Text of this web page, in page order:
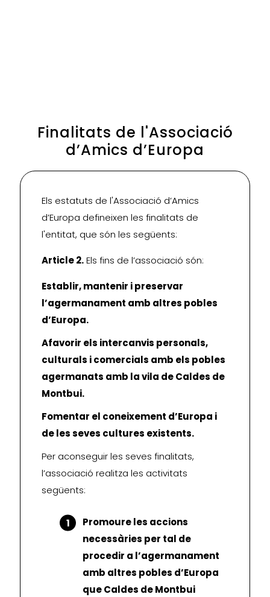
Finalitats de l'Associació
d’Amics d’Europa
Els estatuts de l'Associació d’Amics
d’Europa defineixen les finalitats de
l'entitat, que són les següents:
Article 2.Els fins de l’associació són:
Establir, mantenir i preservar
l’agermanament amb altres pobles
d’Europa.
Afavorir els intercanvis personals,
culturals i comercials amb els pobles
agermanats amb la vila de Caldes de
Montbui.
Fomentar el coneixement d’Europa i
de les seves cultures existents.
Per aconseguir les seves finalitats,
l’associació realitza les activitats
següents:
Promoure les accions
necessàries per tal de
procedir a l’agermanament
amb altres pobles d’Europa
que Caldes de Montbui